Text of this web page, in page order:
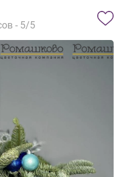
- 5/5